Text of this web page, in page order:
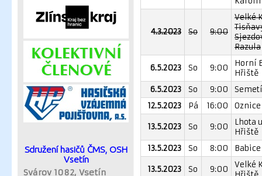
Sdružení hasičů ČMS, OSH
Vsetín
Svárov 1082, Vsetín
4.3.2023 So 9:00
Velké
Razula
6.5.2023 So 9:00
Horní
Hřiště
6.5.2023
So 9:00
12.5.2023
Pá 16:00
13.5.2023 So 9:00
Lhota
Hřiště
13.5.2023
So 8:00
13.5.2023 So 9:00
Velké